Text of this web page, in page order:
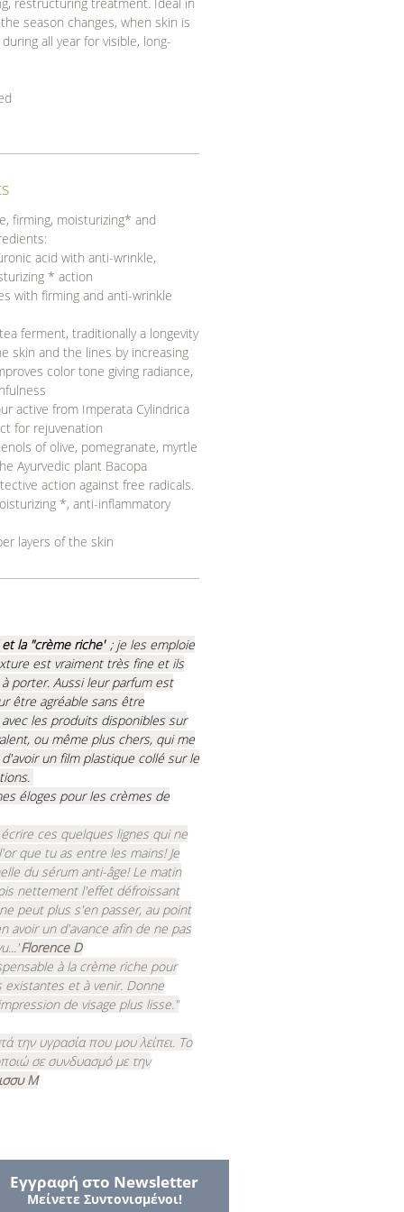
season changes, when skin is
all year for visible, long-
firming, moisturizing* and
acid with anti-wrinkle,
* action
with firming and anti-wrinkle
ferment, traditionally a longevity
skin and the lines by increasing
color tone giving radiance,
active from Imperata Cylindrica
for rejuvenation
of olive, pomegranate, myrtle
Ayurvedic plant Bacopa
action against free radicals.
*, anti-inflammatory
layers of the skin
la "crème riche" ; je les emploie
est vraiment très fine et ils
porter. Aussi leur parfum est
être agréable sans être
les produits disponibles sur
ou même plus chers, qui me
un film plastique collé sur le
éloges pour les crèmes de
écrire ces quelques lignes qui ne
que tu as entre les mains!Je
du sérum anti-âge! Le matin
nettement l'effet défroissant
peut plus s'en passer, au point
avoir un d'avance afin de ne pas
Florence D
à la crème riche pour
et à venir. Donne
de visage plus lisse."
την υγρασία που μου λείπει. Το
σε συνδυασμό με την
Μ
Εγγραφή στο Νewsletter
Μείνετε Συντονισμένοι!